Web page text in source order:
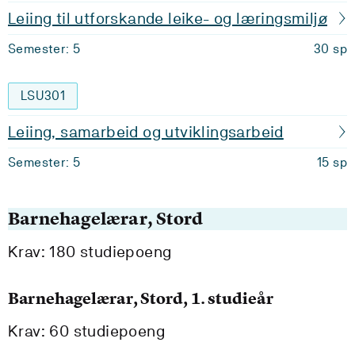
Leiing til utforskande leike- og læringsmiljø
Semester: 5 30 sp
LSU301
Leiing, samarbeid og utviklingsarbeid
Semester: 5 15 sp
Barnehagelærar, Stord
Krav: 180 studiepoeng
Barnehagelærar, Stord, 1. studieår
Krav: 60 studiepoeng